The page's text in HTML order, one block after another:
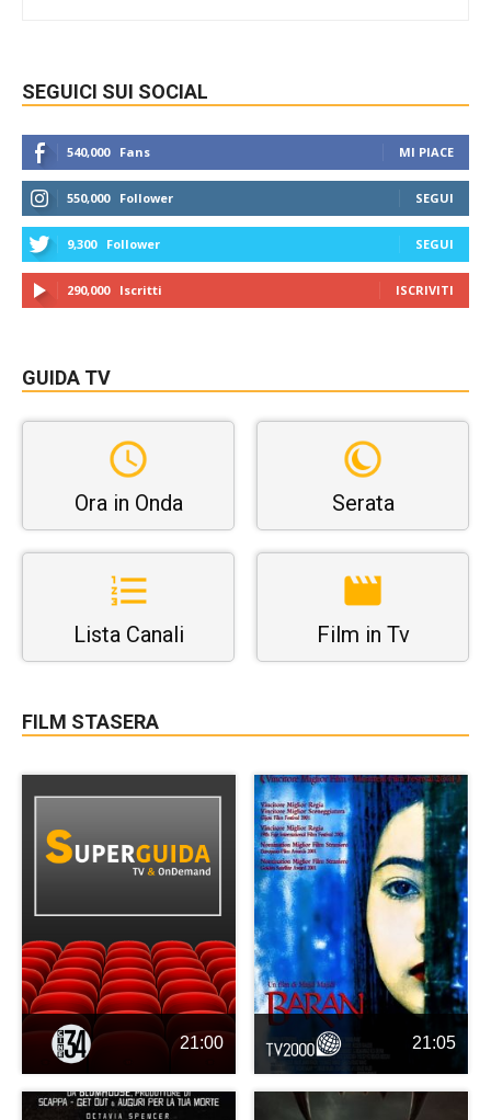
SEGUICI SUI SOCIAL
540,000 Fans MI PIACE
550,000 Follower SEGUI
9,300 Follower SEGUI
290,000 Iscritti ISCRIVITI
GUIDA TV
Ora in Onda Serata
Lista Canali Film in Tv
FILM STASERA
21:00 21:05